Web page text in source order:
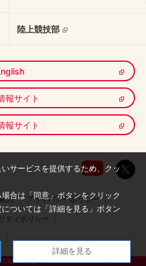
報サイト
報サイト
陸上競技部
約 プライバシーポリシー
ティポリシー
All Rights Reserved.Produced by
サービスを提供するため、クッ
合は「同意」ボタンをクリック
ついては「詳細を見る」ボタン
詳細を見る